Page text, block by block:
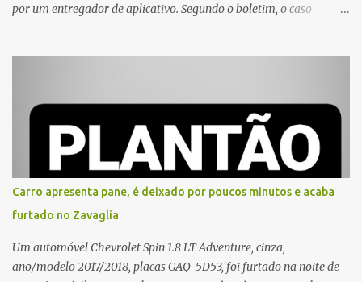
por um entregador de aplicativo. Segundo o boletim, o caso
proximidades. Ainda conforme o registro policial, a vítima relatou
que, ao receber a entrega, voltou a ser ofendida com palavras de
baixo calão e insultos. Ela informou à Polícia Civil que mora
sozinha e que se sentiu ameaçada, coagida e humilhada com a
situação. Fonte: São Carlos Agora
Carro apresenta pane, é deixado por poucos minutos e acaba
furtado no Zavaglia
Um automóvel Chevrolet Spin 1.8 LT Adventure, cinza,
ano/modelo 2017/2018, placas GAQ-5D53, foi furtado na noite de